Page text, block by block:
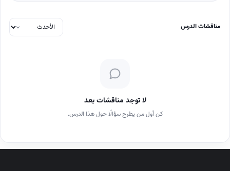
مناقشات الدرس
لا توجد مناقشات بعد
كن أول من يطرح سؤالًا حول هذا الدرس.